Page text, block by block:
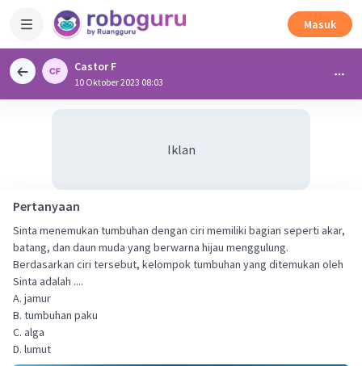
Masuk
Castor F
10 Oktober 2023 08:03
Iklan
Pertanyaan
Sinta menemukan tumbuhan dengan ciri memiliki bagian seperti akar,
batang, dan daun muda yang berwarna hijau menggulung.
Berdasarkan ciri tersebut, kelompok tumbuhan yang ditemukan oleh
Sinta adalah ....
A. jamur
B. tumbuhan paku
C. alga
D. lumut